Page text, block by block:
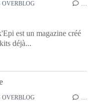
OVERBLOG …
est un magazine créé
déjà...
OVERBLOG …